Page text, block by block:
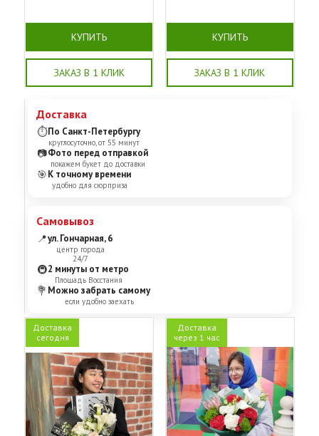
КУПИТЬ
ЗАКАЗ В 1 КЛИК
КУПИТЬ
ЗАКАЗ В 1 КЛИК
Доставка
⏱По Санкт-Петербургу
круглосуточно, от 55 минут
📷Фото перед отправкой
покажем букет до доставки
🎯К точному времени
удобно для сюрприза
Самовывоз
📍ул. Гончарная, 6
центр города
24/7
🚇2 минуты от метро
Площадь Восстания
💐 Можно забрать самому
если удобно заехать
Доставка
сегодня
Доставка
через 1 час